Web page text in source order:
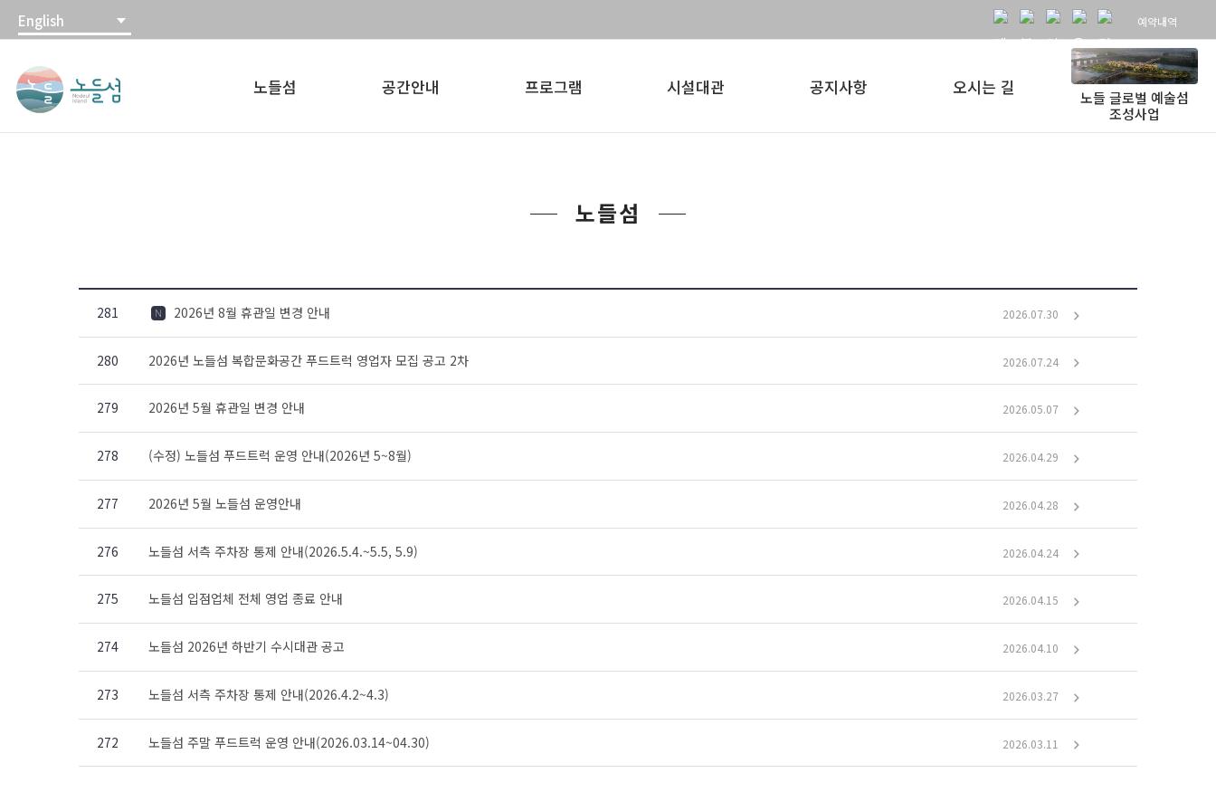
가
기
English 예약내역
들
노들섬 공간안내 프로그램 시설대관 공지사항 오시는 길
노들 글로벌 예술섬
조성사업
노들섬
281 N 2026년 8월 휴관일 변경 안내 2026.07.30
280 2026년 노들섬 복합문화공간 푸드트럭 영업자 모집 공고 2차 2026.07.24
279 2026년 5월 휴관일 변경 안내 2026.05.07
278 (수정) 노들섬 푸드트럭 운영 안내(2026년 5~8월) 2026.04.29
277 2026년 5월 노들섬 운영안내 2026.04.28
276 노들섬 서측 주차장 통제 안내(2026.5.4.~5.5, 5.9) 2026.04.24
275 노들섬 입점업체 전체 영업 종료 안내 2026.04.15
274 노들섬 2026년 하반기 수시대관 공고 2026.04.10
273 노들섬 서측 주차장 통제 안내(2026.4.2~4.3) 2026.03.27
272 노들섬 주말 푸드트럭 운영 안내(2026.03.14~04.30) 2026.03.11